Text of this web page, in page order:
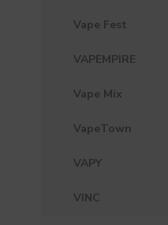
Vape Fest
VAPEMPIRE
Vape Mix
VapeTown
VAPY
VINC